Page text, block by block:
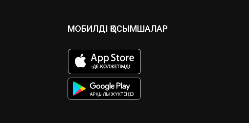
МОБИЛДІ ҚОСЫМШАЛАР